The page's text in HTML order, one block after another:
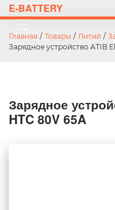
E-BATTERY
Главная / Товары / Литий /
Зарядное устройство ATIB
Зарядное
HTC 80V 65A